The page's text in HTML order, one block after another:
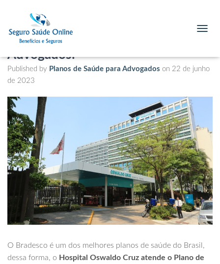
L
G
T
I
O
N
Hospital Oswaldo Cruz atende o
Plano de Saúde Bradesco para
Advogados?
Published by Planos de Saúde para Advogados on 22 de junho
de 2023
O Bradesco é um dos melhores planos de saúde do Brasil,
dessa forma, o Hospital Oswaldo Cruz atende o Plano de